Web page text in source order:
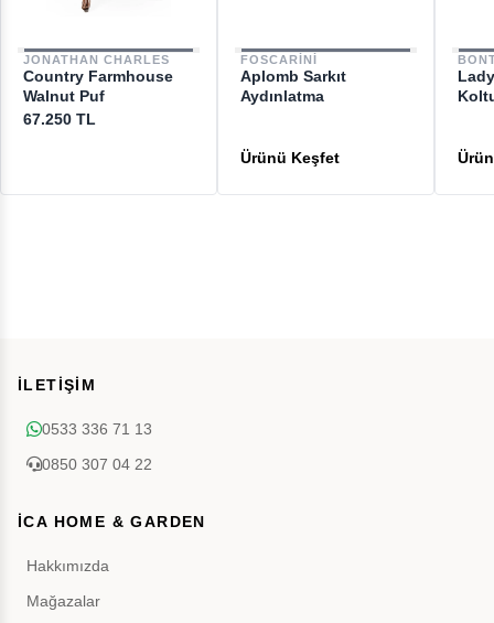
JONATHAN CHARLES
Country Farmhouse
Walnut Puf
67.250 TL
FOSCARINI
Aplomb Sarkıt
Aydınlatma
İLETİŞİM
0533 336 71 13
0850 307 04 22
İCA HOME & GARDEN
Hakkımızda
Mağazalar